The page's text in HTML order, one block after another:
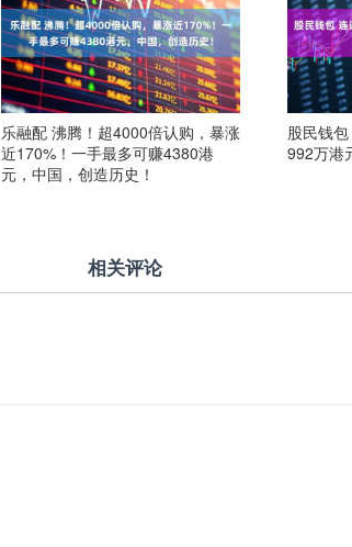
乐融配 沸腾！超4000倍认购，暴涨
近170%！一手最多可赚4380港
元，中国，创造历史！
股民钱
992万港
相关评论